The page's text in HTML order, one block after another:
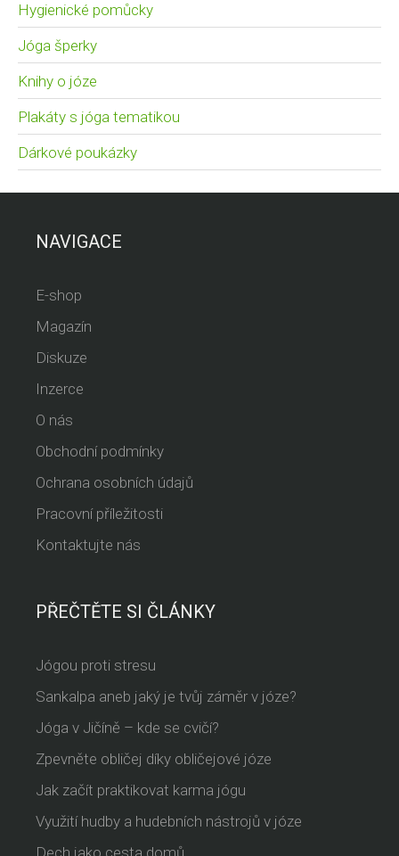
Hygienické pomůcky
Jóga šperky
Knihy o józe
Plakáty s jóga tematikou
Dárkové poukázky
NAVIGACE
E-shop
Magazín
Diskuze
Inzerce
O nás
Obchodní podmínky
Ochrana osobních údajů
Pracovní příležitosti
Kontaktujte nás
PŘEČTĚTE SI ČLÁNKY
Jógou proti stresu
Sankalpa aneb jaký je tvůj záměr v józe?
Jóga v Jičíně – kde se cvičí?
Zpevněte obličej díky obličejové józe
Jak začít praktikovat karma jógu
Využití hudby a hudebních nástrojů v józe
Dech jako cesta domů